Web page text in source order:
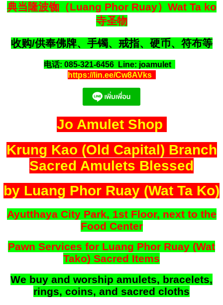
典当隆波铷（Luang Phor Ruay）Wat Ta ko
寺圣物
收购/供奉佛牌、手镯、戒指、硬币、符布等
电话: 085-321-6456 Line: joamulet
https://lin.ee/Cw8AVks
Jo Amulet Shop
Krung Kao (Old Capital) Branch
Sacred Amulets Blessed
by Luang Phor Ruay (Wat Ta Ko)
Ayutthaya City Park, 1st Floor, next to the
Food Center
Pawn Services for Luang Phor Ruay (Wat
Tako) Sacred Items
We buy and worship amulets, bracelets,
rings, coins, and sacred cloths